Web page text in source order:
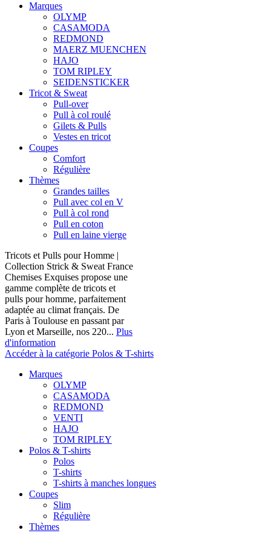
Marques
OLYMP
CASAMODA
REDMOND
MAERZ MUENCHEN
HAJO
TOM RIPLEY
SEIDENSTICKER
Tricot & Sweat
Pull-over
Pull à col roulé
Gilets & Pulls
Vestes en tricot
Coupes
Comfort
Régulière
Thèmes
Grandes tailles
Pull avec col en V
Pull à col rond
Pull en coton
Pull en laine vierge
Tricots et Pulls pour Homme |
Collection Strick & Sweat France
Chemises Exquises propose une
gamme complète de tricots et
pulls pour homme, parfaitement
adaptée au climat français. De
Paris à Toulouse en passant par
Lyon et Marseille, nos 220... Plus
d'information
Accéder à la catégorie Polos & T-shirts
Marques
OLYMP
CASAMODA
REDMOND
VENTI
HAJO
TOM RIPLEY
Polos & T-shirts
Polos
T-shirts
T-shirts à manches longues
Coupes
Slim
Régulière
Thèmes